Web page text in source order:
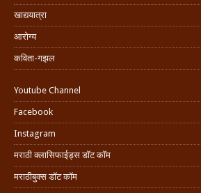
खाद्ययात्रा
आरोग्य
कविता-गझल
Youtube Channel
Facebook
Instagram
मराठी क्लासिफाईड्स डॉट कॉम
मराठीबुक्स डॉट कॉम